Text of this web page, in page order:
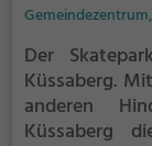
Der
Küssaberg.
anderen
Küssaberg